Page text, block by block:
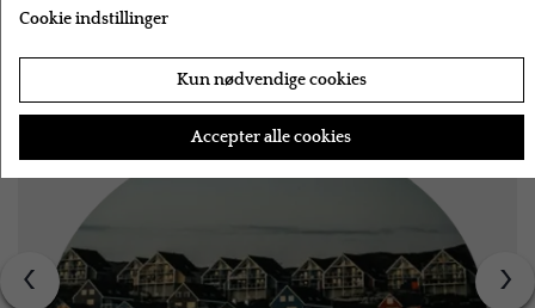
‹ ›
Cookie indstillinger
Kun nødvendige cookies
Accepter alle cookies